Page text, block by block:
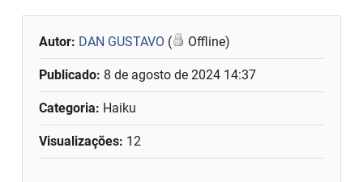
Autor: DAN GUSTAVO ( Offline)
Publicado: 8 de agosto de 2024 14:37
Categoria: Haiku
Visualizações: 12